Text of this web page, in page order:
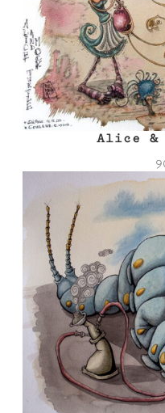
Alice &